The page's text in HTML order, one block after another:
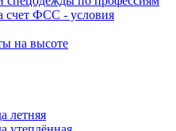
счет ФСС - условия
на высоте
летняя